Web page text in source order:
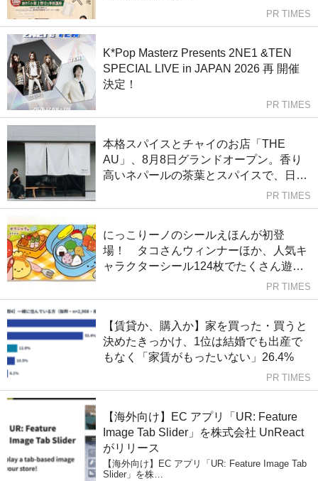
PR TIMES
K*Pop Masterz Presents 2NE1 &TEN
SPECIAL LIVE in JAPAN 2026 再 開催
決定！
PR TIMES
本格スパイスとチャイのお店「THE
AU」、8月8日グランドオープン。香り
高いネパールの茶葉とスパイスで、日常
に豊かな余白を。【福岡市南区】PR TIMES
にっこりーノのシールえほんが初登
場！ タコさんウィンナーほか、人気キ
ャラクターシール124枚でたくさん遊べ
PR TIMES
【賃貸か、購入か】家を買った・買うと
決めたきっかけ、1位は結婚でも出産で
もなく「家賃がもったいない」26.4%
PR TIMES
【海外向け】EC アプリ「UR: Feature
Image Tab Slider」を株式会社 UnReact
がリリース
【海外向け】EC アプリ「UR: Feature Image Tab
Slider」を株…